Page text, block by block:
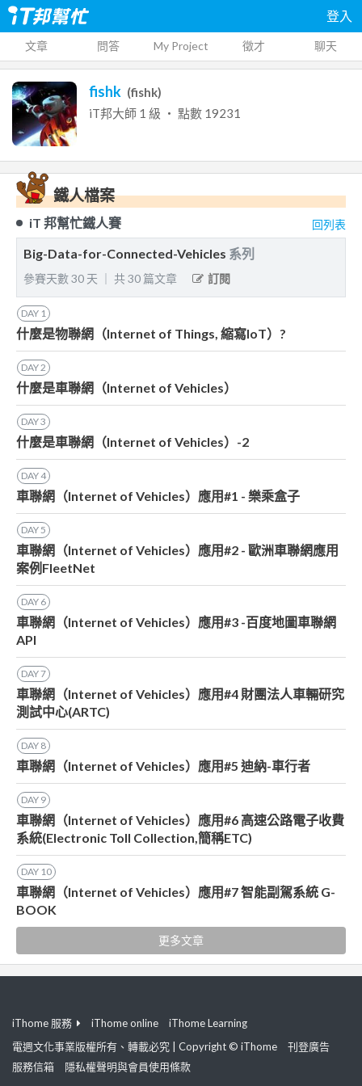
登入
文章 問答 My Project 徵才 聊天
fishk (fishk)
iT邦大師 1 級 ‧ 點數 19231
鐵人檔案
iT 邦幫忙鐵人賽 回列表
Big-Data-for-Connected-Vehicles 系列
參賽天數30 天 共30 篇文章 訂閱
DAY 1
什麼是物聯網（Internet of Things, 縮寫IoT）?
DAY2
什麼是車聯網（Internet of Vehicles）
DAY3
什麼是車聯網（Internet of Vehicles）-2
DAY4
車聯網（Internet of Vehicles）應用#1 - 樂乘盒子
DAY5
車聯網（Internet of Vehicles）應用#2 - 歐洲車聯網應用
案例FleetNet
DAY 6
車聯網（Internet of Vehicles）應用#3 -百度地圖車聯網
API
DAY7
車聯網（Internet of Vehicles）應用#4 財團法人車輛研究
測試中心(ARTC)
DAY 8
車聯網（Internet of Vehicles）應用#5 迪納-車行者
DAY 9
車聯網（Internet of Vehicles）應用#6 高速公路電子收費
系統(Electronic Toll Collection,簡稱ETC)
DAY 10
車聯網（Internet of Vehicles）應用#7 智能副駕系統 G-
BOOK
更多文章
iThome 服務 iThome online
iThome Learning
電週文化事業版權所有、轉載必究 | Copyright © iThome
刊登廣告
服務信箱
隱私權聲明與會員使用條款